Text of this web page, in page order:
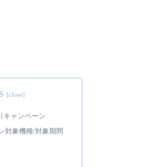
キャンペーン
対象機種/対象期間